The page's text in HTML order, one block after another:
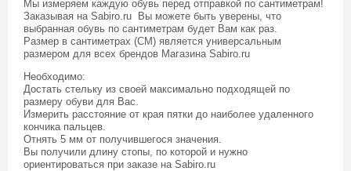
Мы измеряем каждую обувь перед отправкой по сантиметрам!
Заказывая на Sabiro.ru Вы можете быть уверены, что
выбранная обувь по сантиметрам будет Вам как раз.
Размер в сантиметрах (СМ) является универсальным
размером для всех брендов Магазина Sabiro.ru
Необходимо:
Достать стельку из своей максимально подходящей по
размеру обуви для Вас.
Измерить расстояние от края пятки до наиболее удаленного
кончика пальцев.
Отнять 5 мм от получившегося значения.
Вы получили длину стопы, по которой и нужно
ориентироваться при заказе на Sabiro.ru